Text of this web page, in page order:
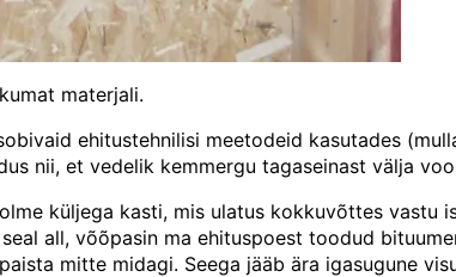
materjali.
ehitustehnilisi meetodeid kasutades
nii, et vedelik kemmergu tagaseinast välja
küljega kasti, mis ulatus kokkuvõttes vastu
all, võõpasin ma ehituspoest toodud
mitte midagi. Seega jääb ära igasugune